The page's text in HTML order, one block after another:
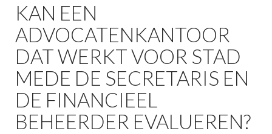
KAN EEN
ADVOCATENKANTOOR
DAT WERKT VOOR STAD
MEDE DE SECRETARIS EN
DE FINANCIEEL
BEHEERDER EVALUEREN?